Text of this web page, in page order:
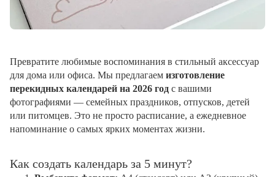
Превратите любимые воспоминания в стильный аксессуар
для дома или офиса. Мы предлагаем изготовление
перекидных календарей на 2026 год с вашими
фотографиями — семейных праздников, отпусков, детей
или питомцев. Это не просто расписание, а ежедневное
напоминание о самых ярких моментах жизни.
Как создать календарь за 5 минут?